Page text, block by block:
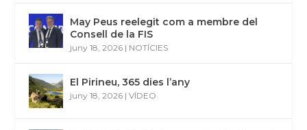
May Peus reelegit com a membre del
Consell de la FIS
juny 18, 2026 | NOTÍCIES
El Pirineu, 365 dies l’any
juny 18, 2026 |VÍDEO